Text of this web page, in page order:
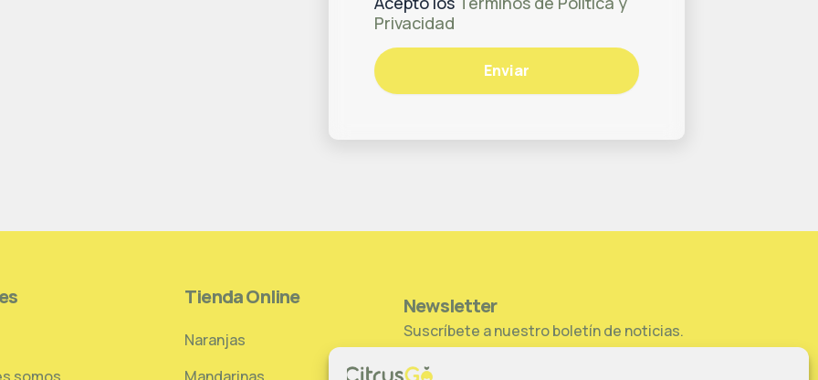
Privacidad
Enviar
Tienda Online
Naranjas
Newsletter
Suscríbete a nuestro boletín de noticias.